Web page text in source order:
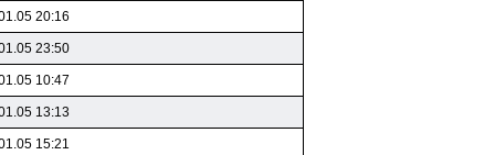
20:16
23:50
10:47
13:13
15:21